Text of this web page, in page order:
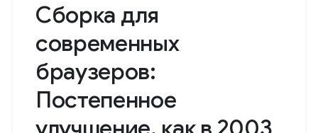
Сборка для
современных
браузеров:
Постепенное